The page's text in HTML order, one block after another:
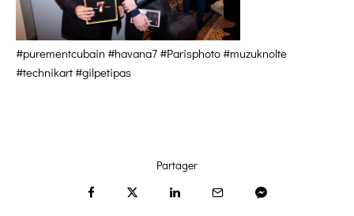
#purementcubain #havana7 #Parisphoto #muzuknolte
#technikart #gilpetipas
Partager